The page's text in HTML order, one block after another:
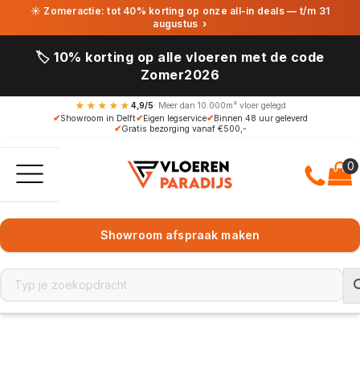
☀ Zomeractie: tot 40% korting op onze all-in deals — t/m 31
augustus ›
🏷️ 10% korting op alle vloeren met de code
Zomer2026
★★★★★ 4,9/5· Meer dan 10.000m² vloer gelegd
✔Showroom in Delft✔Eigen legservice✔Binnen 48 uur geleverd
✔Gratis bezorging vanaf €500,-
Showroom afspraak maken